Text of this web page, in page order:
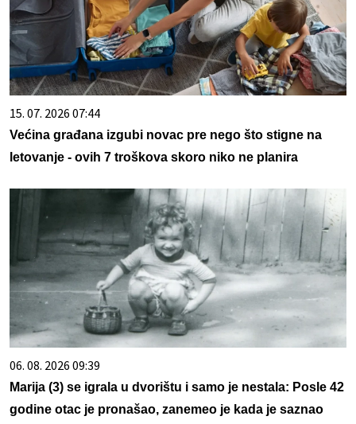
15. 07. 2026 07:44
Većina građana izgubi novac pre nego što stigne na
letovanje - ovih 7 troškova skoro niko ne planira
06. 08. 2026 09:39
Marija (3) se igrala u dvorištu i samo je nestala: Posle 42
godine otac je pronašao, zanemeo je kada je saznao